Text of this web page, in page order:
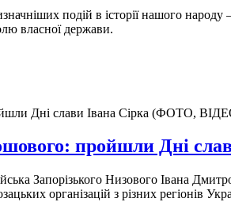
подій в історії нашого
власної держави.
пройшли Дні
Запорізького Низового Івана
організацій з різних регіонів